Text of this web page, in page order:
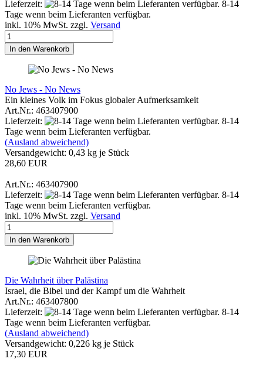
Lieferzeit:
8-14
Tage wenn beim Lieferanten verfügbar.
inkl. 10% MwSt. zzgl. Versand
In den Warenkorb
No Jews - No News
Ein kleines Volk im Fokus globaler Aufmerksamkeit
Art.Nr.: 463407900
Lieferzeit:
8-14
Tage wenn beim Lieferanten verfügbar.
(Ausland abweichend)
Versandgewicht: 0,43 kg je Stück
28,60 EUR
Art.Nr.: 463407900
Lieferzeit:
8-14
Tage wenn beim Lieferanten verfügbar.
inkl. 10% MwSt. zzgl. Versand
In den Warenkorb
Die Wahrheit über Palästina
Israel, die Bibel und der Kampf um die Wahrheit
Art.Nr.: 463407800
Lieferzeit:
8-14
Tage wenn beim Lieferanten verfügbar.
(Ausland abweichend)
Versandgewicht: 0,226 kg je Stück
17,30 EUR